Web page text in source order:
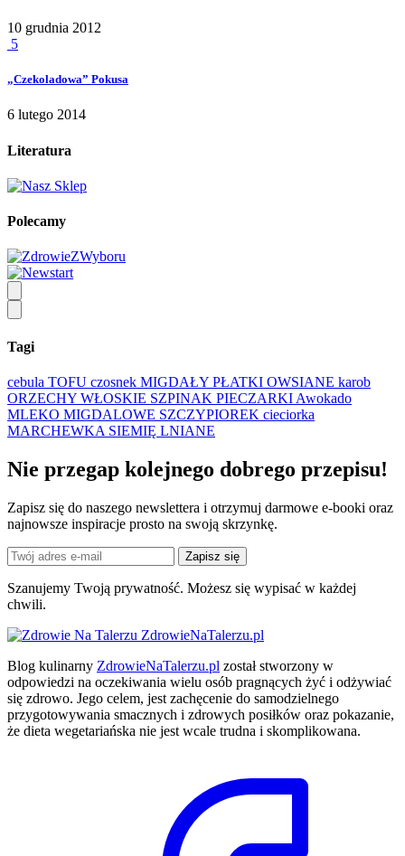
10 grudnia 2012
5
„Czekoladowa” Pokusa
6 lutego 2014
Literatura
Polecamy
Tagi
cebula TOFU czosnek MIGDAŁY PŁATKI OWSIANE karob
ORZECHY WŁOSKIE SZPINAK PIECZARKI Awokado
MLEKO MIGDALOWE SZCZYPIOREK cieciorka
MARCHEWKA SIEMIĘ LNIANE
Nie przegap kolejnego dobrego przepisu!
Zapisz się do naszego newslettera i otrzymuj darmowe e-booki oraz
najnowsze inspiracje prosto na swoją skrzynkę.
Zapisz się
Szanujemy Twoją prywatność. Możesz się wypisać w każdej
chwili.
ZdrowieNaTalerzu.pl
Blog kulinarny ZdrowieNaTalerzu.pl został stworzony w
odpowiedzi na oczekiwania wielu osób pragnących żyć i odżywiać
się zdrowo. Jego celem, jest zachęcenie do samodzielnego
przygotowywania smacznych i zdrowych posiłków oraz pokazanie,
że dieta wegetariańska nie jest wcale trudna i skomplikowana.